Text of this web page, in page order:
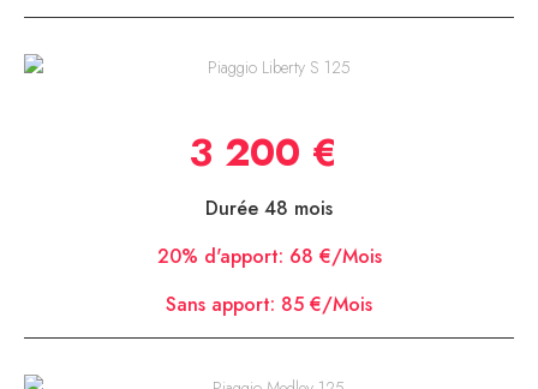
3 200 €
Durée 48 mois
20% d'apport: 68 €/Mois
Sans apport: 85 €/Mois